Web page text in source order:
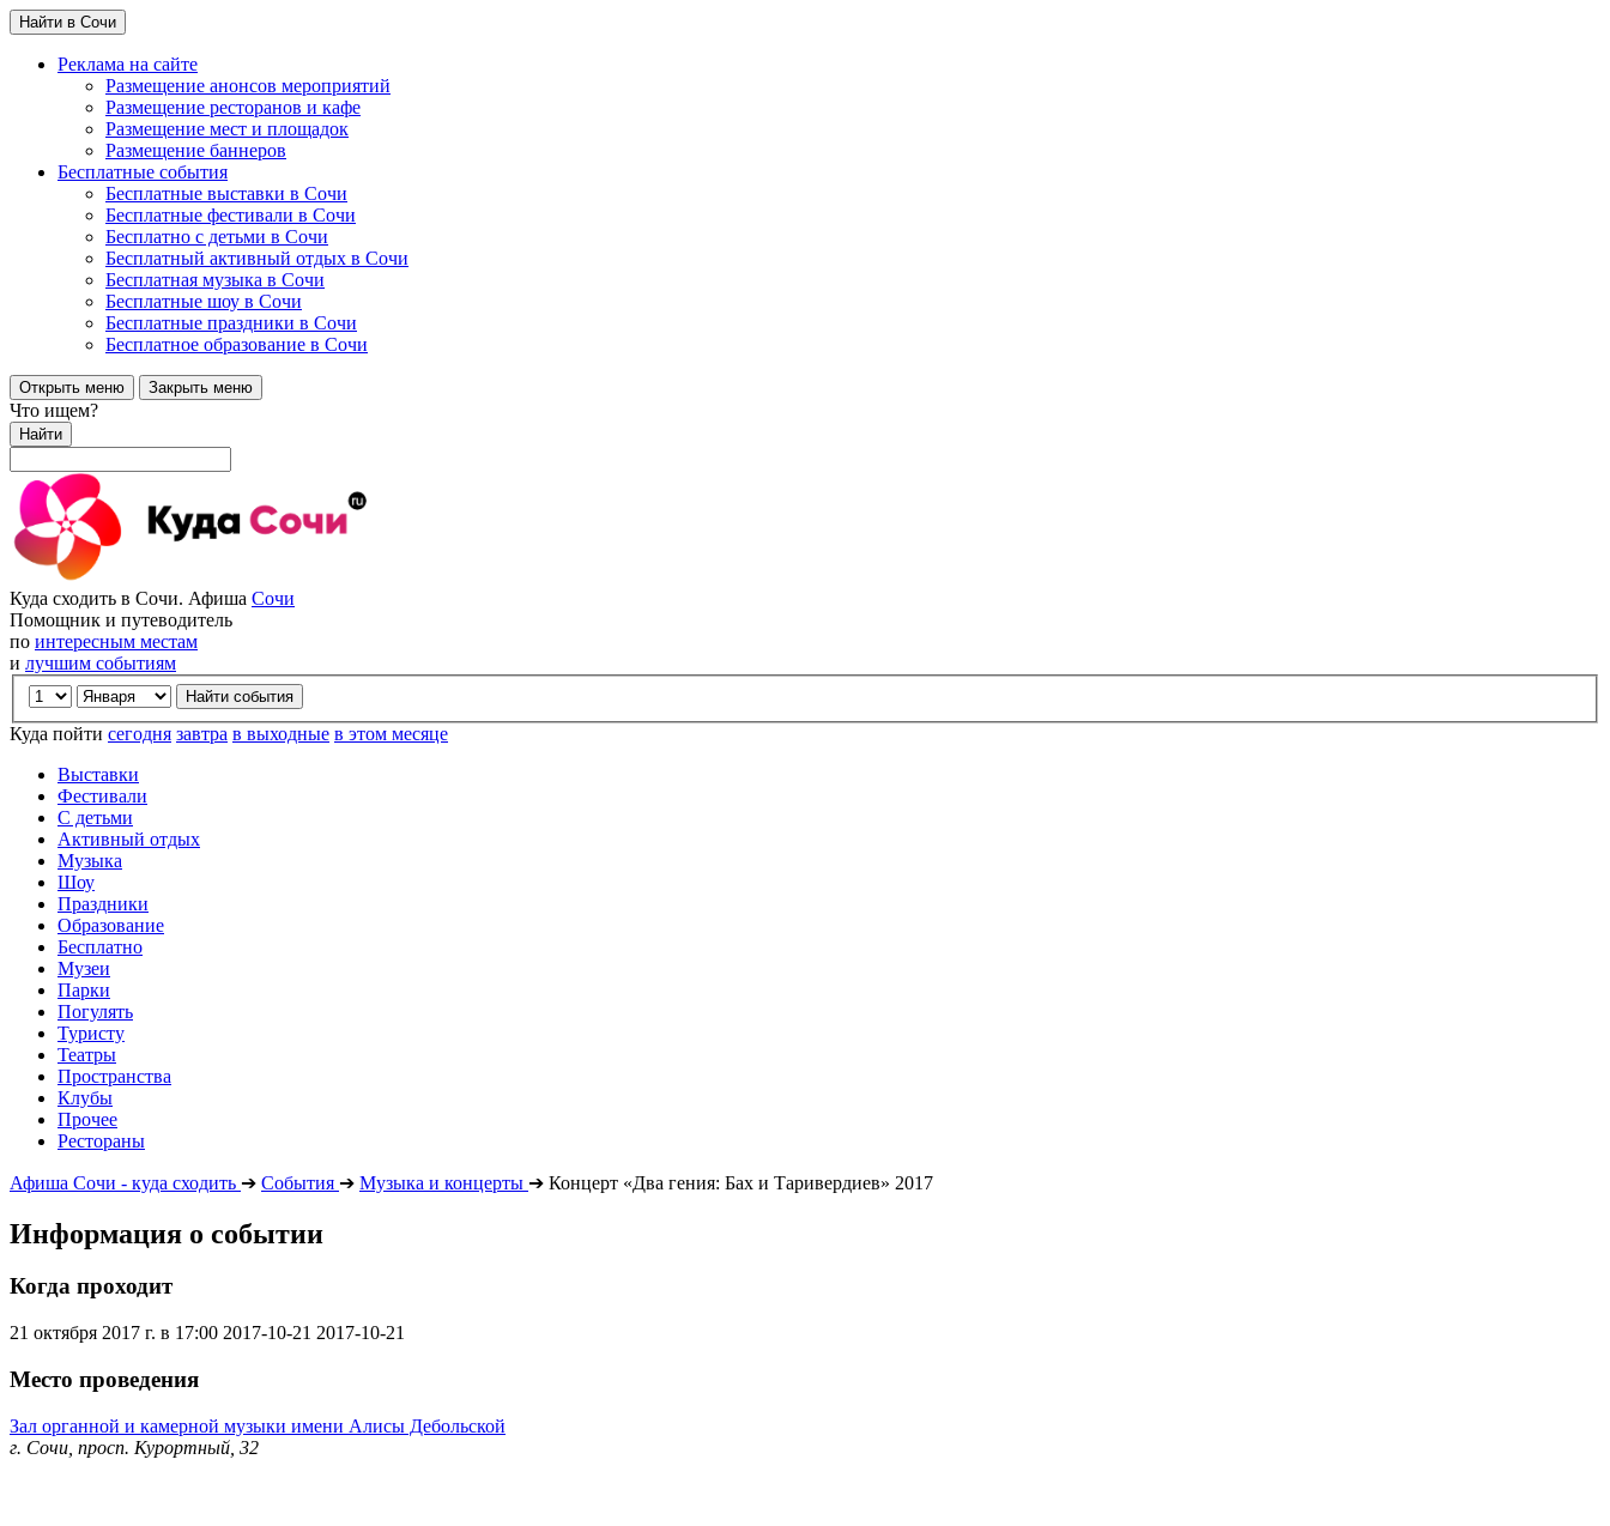
Найти в Сочи
Реклама на сайте
Размещение анонсов мероприятий
Размещение ресторанов и кафе
Размещение мест и площадок
Размещение баннеров
Бесплатные события
Бесплатные выставки в Сочи
Бесплатные фестивали в Сочи
Бесплатно с детьми в Сочи
Бесплатный активный отдых в Сочи
Бесплатная музыка в Сочи
Бесплатные шоу в Сочи
Бесплатные праздники в Сочи
Бесплатное образование в Сочи
Открыть меню Закрыть меню
Что ищем?
Найти
Куда сходить в Сочи. Афиша Сочи
Помощник и путеводитель
по интересным местам
и лучшим событиям
Куда пойти сегодня завтра в выходные в этом месяце
Выставки
Фестивали
С детьми
Активный отдых
Музыка
Шоу
Праздники
Образование
Бесплатно
Музеи
Парки
Погулять
Туристу
Театры
Пространства
Клубы
Прочее
Рестораны
Афиша Сочи - куда сходить ➔ События ➔ Музыка и концерты ➔ Концерт «Два гения: Бах и Таривердиев» 2017
Информация о событии
Когда проходит
21 октября 2017 г. в 17:00 2017-10-21 2017-10-21
Место проведения
Зал органной и камерной музыки имени Алисы Дебольской
г. Сочи, просп. Курортный, 32